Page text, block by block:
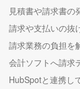
見積書や請求書の
請求や支払いの抜
請求業務の負担を
会計ソフトへ請求
HubSpotと連携し